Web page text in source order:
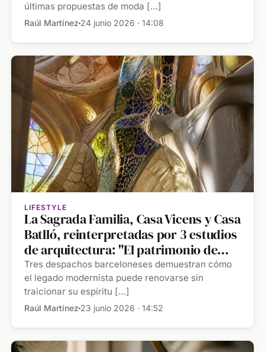
últimas propuestas de moda […]
Raúl Martínez 24 junio 2026 · 14:08
LIFESTYLE
La Sagrada Familia, Casa Vicens y Casa
Batlló, reinterpretadas por 3 estudios
de arquitectura: "El patrimonio de
Gaudí es un organismo vivo que puede
seguir generando nuevas lecturas a
través del tiempo, siempre desde el
respeto y la precisión"
Tres despachos barceloneses demuestran cómo
el legado modernista puede renovarse sin
traicionar su espíritu […]
Raúl Martínez 23 junio 2026 · 14:52